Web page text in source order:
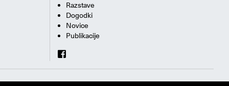
Razstave
Dogodki
Novice
Publikacije